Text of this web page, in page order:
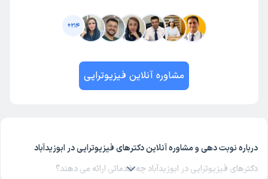
214
+
مشاوره آنلاین فیزیوتراپی
درباره نوبت دهی و مشاوره آنلاین دکترهای فیزیوتراپی در ابوزیدآباد
دکترهای فیزیوتراپی در ابوزیدآباد چه خدماتی ارائه می دهند؟